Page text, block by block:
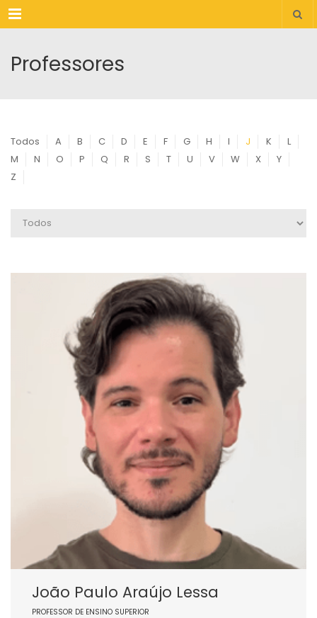
Menu
Professores
Todos A B C D E F G H I J K
L
M
N O P Q R S T U V W X
Y
Z
João Paulo Araújo Lessa
PROFESSOR DE ENSINO SUPERIOR